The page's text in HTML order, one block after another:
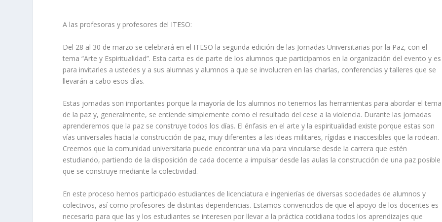
A las profesoras y profesores del ITESO:
Del 28 al 30 de marzo se celebrará en el ITESO la segunda edición de las Jornadas Universitarias por la Paz, con el
tema “Arte y Espiritualidad”. Esta carta es de parte de los alumnos que participamos en la organización del evento y es
para invitarles a ustedes y a sus alumnas y alumnos a que se involucren en las charlas, conferencias y talleres que se
llevarán a cabo esos días.
Estas jornadas son importantes porque la mayoría de los alumnos no tenemos las herramientas para abordar el tema
de la paz y, generalmente, se entiende simplemente como el resultado del cese a la violencia. Durante las jornadas
aprenderemos que la paz se construye todos los días. El énfasis en el arte y la espiritualidad existe porque estas son
vías universales hacia la construcción de paz, muy diferentes a las ideas militares, rígidas e inaccesibles que la rodean.
Creemos que la comunidad universitaria puede encontrar una vía para vincularse desde la carrera que estén
estudiando, partiendo de la disposición de cada docente a impulsar desde las aulas la construcción de una paz posible
que se construye mediante la colectividad.
En este proceso hemos participado estudiantes de licenciatura e ingenierías de diversas sociedades de alumnos y
colectivos, así como profesores de distintas dependencias. Estamos convencidos de que el apoyo de los docentes es
necesario para que las y los estudiantes se interesen por llevar a la práctica cotidiana todos los aprendizajes que